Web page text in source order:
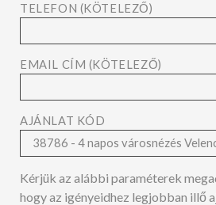
TELEFON (KÖTELEZŐ)
EMAIL CÍM (KÖTELEZŐ)
AJÁNLAT KÓD
Kérjük az alábbi paraméterek
hogy az igényeidhez legjobban illő